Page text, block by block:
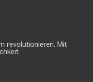
revolutionieren. Mit